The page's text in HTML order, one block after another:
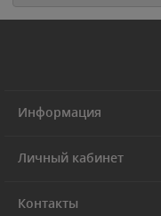
Информация
Личный кабинет
Контакты